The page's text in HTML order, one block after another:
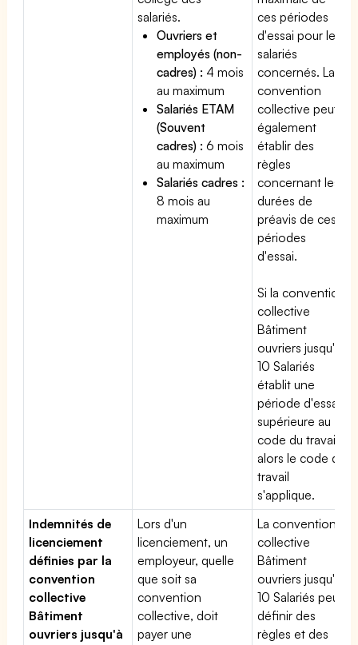
salariés.
Ouvriers et
employés (non-
cadres) : 4 mois
au maximum
Salariés ETAM
(Souvent
cadres) : 6 mois
au maximum
Salariés cadres :
8 mois au
maximum
ces périodes
d'essai pour les
salariés
concernés. La
convention
collective peut
également
établir des
règles
concernant les
durées de
préavis de ces
périodes
d'essai.
Si la convention
collective
Bâtiment
ouvriers jusqu'à
10 Salariés
établit une
période d'essai
supérieure au
code du travail,
alors le code du
travail
s'applique.
Indemnités de
licenciement
définies par la
convention
collective
Bâtiment
ouvriers jusqu'à
Lors d'un
licenciement, un
employeur, quelle
que soit sa
convention
collective, doit
payer une
La convention
collective
Bâtiment
ouvriers jusqu'à
10 Salariés peut
définir des
règles et des